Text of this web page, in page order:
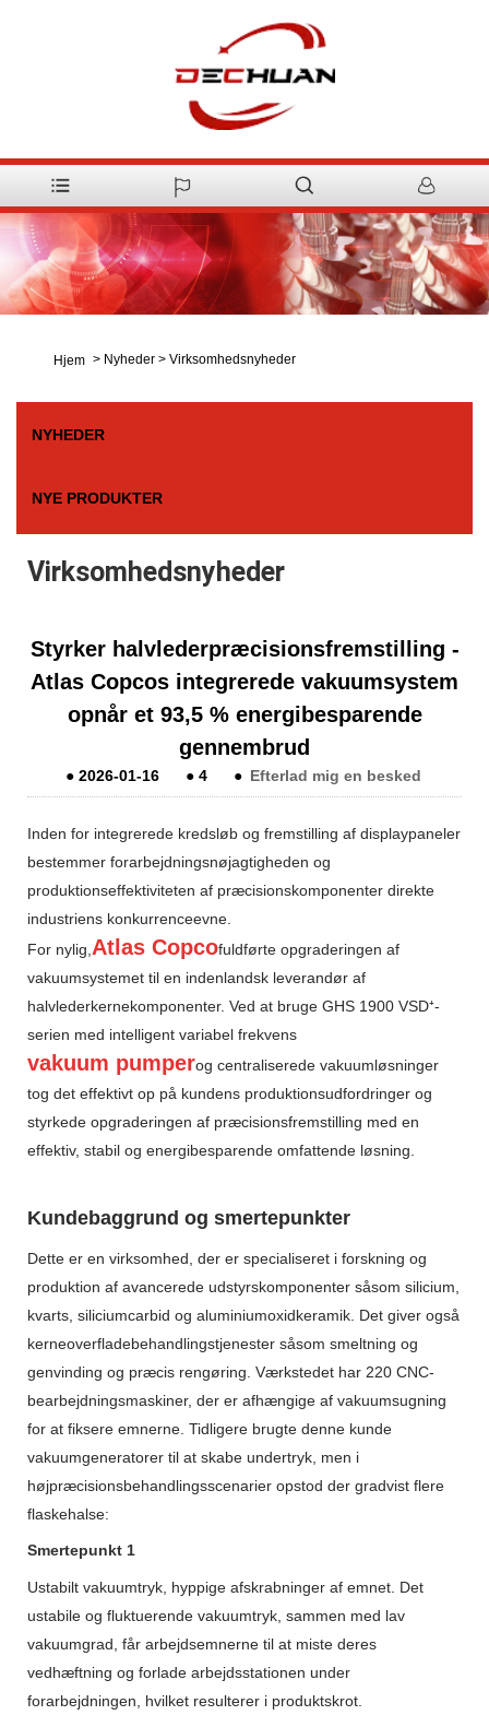
Hjem > Nyheder > Virksomhedsnyheder
NYHEDER
NYE PRODUKTER
Virksomhedsnyheder
Styrker halvlederpræcisionsfremstilling -
Atlas Copcos integrerede vakuumsystem
opnår et 93,5 % energibesparende
gennembrud
● 2026-01-16 ● 4 ● Efterlad mig en besked
Inden for integrerede kredsløb og fremstilling af displaypaneler
bestemmer forarbejdningsnøjagtigheden og
produktionseffektiviteten af ​​præcisionskomponenter direkte
industriens konkurrenceevne.
For nylig,Atlas Copcofuldførte opgraderingen af ​​
vakuumsystemet til en indenlandsk leverandør af
halvlederkernekomponenter. Ved at bruge GHS 1900 VSD⁺-
serien med intelligent variabel frekvens
vakuum pumperog centraliserede vakuumløsninger
tog det effektivt op på kundens produktionsudfordringer og
styrkede opgraderingen af ​​præcisionsfremstilling med en
effektiv, stabil og energibesparende omfattende løsning.
Kundebaggrund og smertepunkter
Dette er en virksomhed, der er specialiseret i forskning og
produktion af avancerede udstyrskomponenter såsom silicium,
kvarts, siliciumcarbid og aluminiumoxidkeramik. Det giver også
kerneoverfladebehandlingstjenester såsom smeltning og
genvinding og præcis rengøring. Værkstedet har 220 CNC-
bearbejdningsmaskiner, der er afhængige af vakuumsugning
for at fiksere emnerne. Tidligere brugte denne kunde
vakuumgeneratorer til at skabe undertryk, men i
højpræcisionsbehandlingsscenarier opstod der gradvist flere
flaskehalse:
Smertepunkt 1
Ustabilt vakuumtryk, hyppige afskrabninger af emnet. Det
ustabile og fluktuerende vakuumtryk, sammen med lav
vakuumgrad, får arbejdsemnerne til at miste deres
vedhæftning og forlade arbejdsstationen under
forarbejdningen, hvilket resulterer i produktskrot.